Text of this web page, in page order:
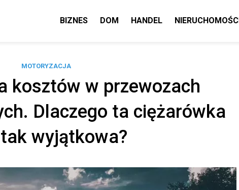
BIZNES DOM HANDEL NIERUCHOMOŚCI
MOTORYZACJA
kosztów w przewozach
Dlaczego ta ciężarówka
wyjątkowa?